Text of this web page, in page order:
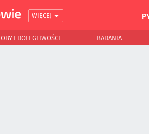
WIĘCEJ
I DOLEGLIWOŚCI BADANIA